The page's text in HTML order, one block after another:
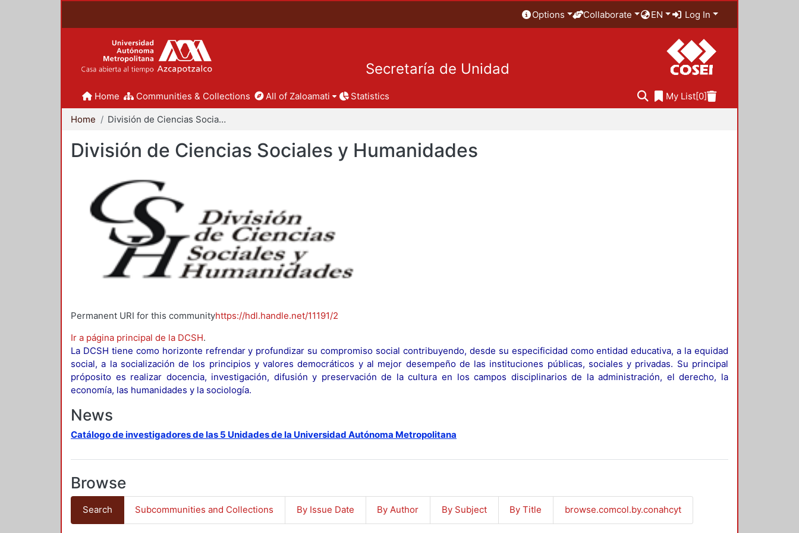
Options Collaborate EN Log In
Secretaría de Unidad
Home Communities & Collections All of Zaloamati Statistics My List[0]
Home División de Ciencias Sociales y Humanidades
División de Ciencias Sociales y Humanidades
Permanent URI for this communityhttps://hdl.handle.net/11191/2
Ir a página principal de la DCSH.
La DCSH tiene como horizonte refrendar y profundizar su compromiso social contribuyendo, desde su especificidad como entidad educativa, a la equidad
social, a la socialización de los principios y valores democráticos y al mejor desempeño de las instituciones públicas, sociales y privadas. Su principal
próposito es realizar docencia, investigación, difusión y preservación de la cultura en los campos disciplinarios de la administración, el derecho, la
economía, las humanidades y la sociología.
News
Catálogo de investigadores de las 5 Unidades de la Universidad Autónoma Metropolitana
Browse
Search Subcommunities and Collections By Issue Date By Author By Subject By Title browse.comcol.by.conahcyt